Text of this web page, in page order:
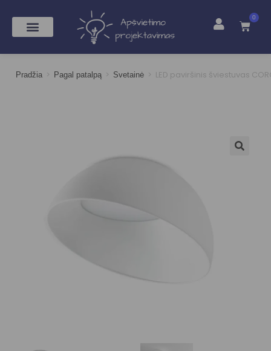
0
Pradžia > Pagal patalpą > Svetainė > LED paviršinis šviestuvas